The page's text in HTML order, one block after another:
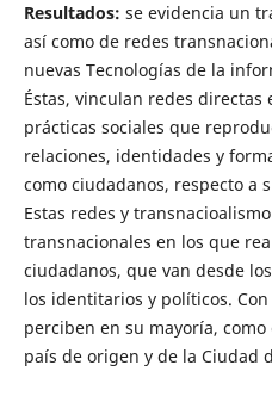
Resultados: se evidencia un
así como de redes
nuevas Tecnologías de la
Éstas, vinculan redes directas
prácticas sociales que
relaciones, identidades y
como ciudadanos, respecto a
Estas redes y
transnacionales en los que
ciudadanos, que van desde
los identitarios y políticos.
perciben en su mayoría,
país de origen y de la Ciudad